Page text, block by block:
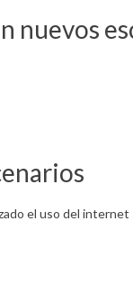
nuevos
el uso del